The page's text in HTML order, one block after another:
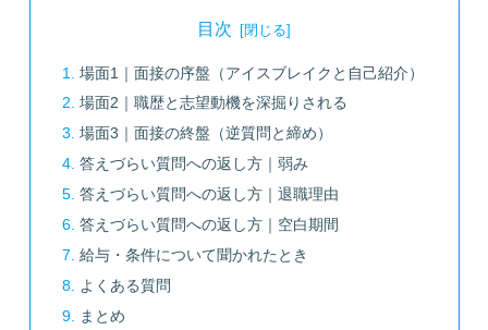
目次
場面1｜面接の序盤（アイスブレイクと自己紹介）
場面2｜職歴と志望動機を深掘りされる
場面3｜面接の終盤（逆質問と締め）
答えづらい質問への返し方｜弱み
答えづらい質問への返し方｜退職理由
答えづらい質問への返し方｜空白期間
給与・条件について聞かれたとき
よくある質問
まとめ